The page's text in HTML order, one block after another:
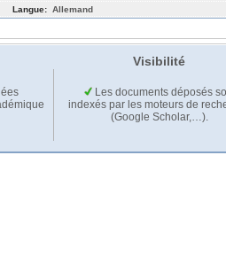
Langue: Allemand
Visibilité
Les documents déposés
indexés par les moteurs de
(Google Scholar,…).